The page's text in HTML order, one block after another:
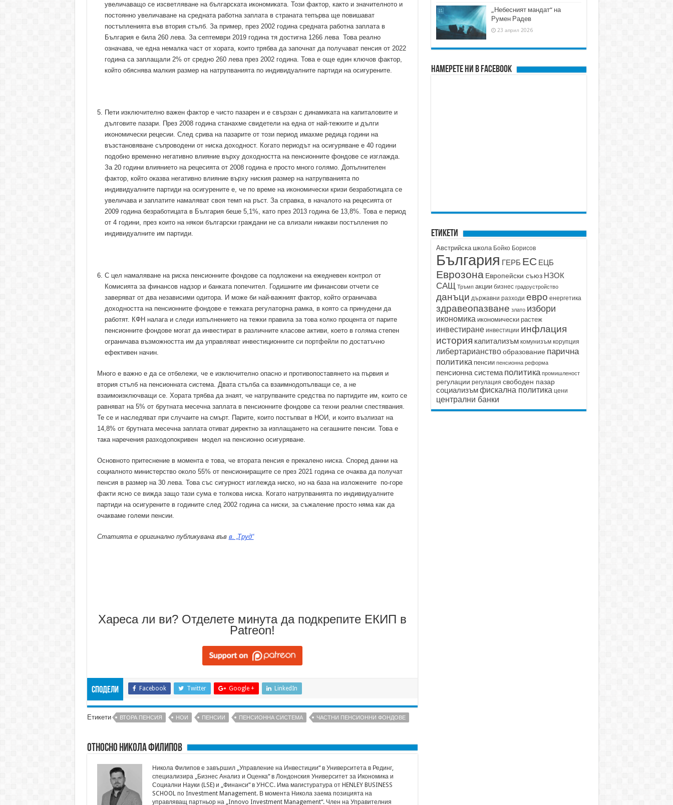
увеличаващо се изсветляване на българската икономиката. Този фактор, както и значителното и
постоянно увеличаване на средната работна заплата в страната тепърва ще повишават
постъпленията във втория стълб. За пример, през 2002 година средната работна заплата в
България е била 260 лева. За септември 2019 година тя достигна 1266 лева Това реално
означава, че една немалка част от хората, които трябва да започнат да получават пенсия от 2022
година са заплащали 2% от средно 260 лева през 2002 година. Това е още един ключов фактор,
който обяснява малкия размер на натрупванията по индивидуалните партиди на осигурените.
Пети изключително важен фактор е чисто пазарен и е свързан с динамиката на капиталовите и
дълговите пазари. През 2008 година станахме свидетели на една от най-тежките и дълги
икономически рецесии. След срива на пазарите от този период имахме редица години на
възстановяване съпроводени от ниска доходност. Когато периодът на осигуряване е 40 години
подобно временно негативно влияние върху доходността на пенсионните фондове се изглажда.
За 20 години влиянието на рецесията от 2008 година е просто много голямо. Допълнителен
фактор, който оказва негативно влияние върху ниския размер на натрупванията по
индивидуалните партиди на осигурените е, че по време на икономически кризи безработицата се
увеличава и заплатите намаляват своя темп на ръст. За справка, в началото на рецесията от
2009 година безработицата в България беше 5,1%, като през 2013 година бе 13,8%. Това е период
от 4 години, през които на някои български граждани не са влизали никакви постъпления по
индивидуалните им партиди.
С цел намаляване на риска пенсионните фондове са подложени на ежедневен контрол от
Комисията за финансов надзор и банката попечител. Годишните им финансови отчети се
заверяват от два независими одитора. И може би най-важният фактор, който ограничава
доходността на пенсионните фондове е тежката регулаторна рамка, в която са принудени да
работят. КФН налага и следи изпълнението на тежки правила за това колко процента от парите
пенсионните фондове могат да инвестират в различните класове активи, което в голяма степен
ограничава възможността им да управляват инвестиционните си портфейли по достатъчно
ефективен начин.
Много е важно е да се отбележи, че е изключително опасно и противопоставянето на първия и
втория стълб на пенсионната система. Двата стълба са взаимнодопълващи се, а не
взаимоизключващи се. Хората трябва да знаят, че натрупваните средства по партидите им, които се
равняват на 5% от брутната месечна заплата в пенсионните фондове са техни реални спестявания.
Те се и наследяват при случаите на смърт. Парите, които постъпват в НОИ, и които възлизат на
14,8% от брутната месечна заплата отиват директно за изплащането на сегашните пенсии. Това е
така наречения разходопокривен модел на пенсионно осигуряване.
Основното притеснение в момента е това, че втората пенсия е прекалено ниска. Според данни на
социалното министерство около 55% от пенсиониращите се през 2021 година се очаква да получат
пенсия в размер на 30 лева. Това със сигурност изглежда ниско, но на база на изложените по-горе
факти ясно се вижда защо тази сума е толкова ниска. Когато натрупванията по индивидуалните
партиди на осигурените в годините след 2002 година са ниски, за съжаление просто няма как да
очакваме големи пенсии.
Статията е оригинално публикувана във в. „Труд“
Хареса ли ви? Отделете минута да подкрепите ЕКИП в
Patreon!
Сподели Facebook Twitter Google + LinkedIn
Етикети ВТОРА ПЕНСИЯ НОИ ПЕНСИИ ПЕНСИОННА СИСТЕМА ЧАСТНИ ПЕНСИОННИ ФОНДОВЕ
Относно Никола Филипов
Никола Филипов е завършил „Управление на Инвестиции“ в Университета в Рединг,
специализира „Бизнес Анализ и Оценка“ в Лондонския Университет за Икономика и
Социални Науки (LSE) и „Финанси“ в УНСС. Има магистуратура от HENLEY BUSINESS
SCHOOL по Investment Management. В момента Никола заема позицията на
управляващ партньор на „Innovo Investment Management“. Член на Управителния
„Небесният мандат“ на
Румен Радев
23 април 2026
Намерете ни в FACEBOOK
Етикети
Австрийска школа Бойко Борисов
България ГЕРБ ЕС ЕЦБ
Еврозона Европейски съюз НЗОК
САЩ Тръмп акции бизнес градоустройство
данъци държавни разходи евро енергетика
здравеопазване злато избори
икономика икономически растеж
инвестиране инвестиции инфлация
история капитализъм комунизъм корупция
либертарианство образование парична
политика пенсии пенсионна реформа
пенсионна система политика промишленост
регулации регулация свободен пазар
социализъмфискална политика цени
централни банки